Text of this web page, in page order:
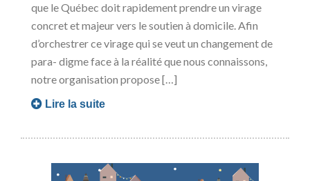
que le Québec doit rapidement prendre un virage
concret et majeur vers le soutien à domicile. Afin
d’orchestrer ce virage qui se veut un changement de
para- digme face à la réalité que nous connaissons,
notre organisation propose […]
Lire la suite